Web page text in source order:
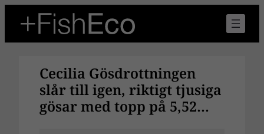
innehåll
Cecilia Gösdrottningen
slår till igen, riktigt tjusiga
gösar med topp på 5,52…